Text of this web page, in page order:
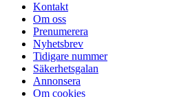
Kontakt
Om oss
Prenumerera
Nyhetsbrev
Tidigare nummer
Säkerhetsgalan
Annonsera
Om cookies